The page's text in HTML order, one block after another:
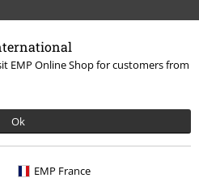
EMP Online Shop for customers from
Ok
EMP France
voor je klaar
uur tot 17:00 uur.Meer informatie